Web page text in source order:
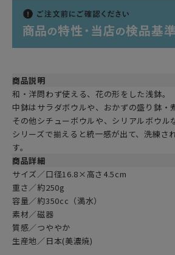
商品説明
和・洋問わず使える、花の形をした浅鉢。
中鉢はサラダボウルや、おかずの盛り鉢・
その他シチューボウルや、シリアルボウル
シリーズで揃えると統一感が出て、洗練さ
す。
商品詳細
サイズ／口径16.8×高さ4.5cm
重さ／約250g
容量／約350cc（満水）
素材／磁器
質感／つややか
生産地／日本(美濃焼)